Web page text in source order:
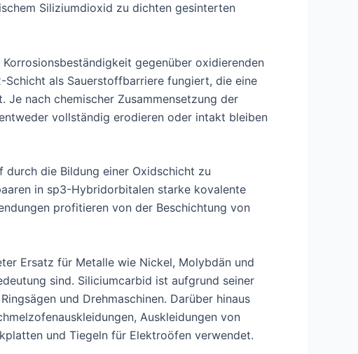
Siliziumdioxid zu dichten gesinterten
gegenüber oxidierenden
Schicht als Sauerstoffbarriere fungiert, die eine
nach chemischer Zusammensetzung der
vollständig erodieren oder intakt bleiben
die Bildung einer Oxidschicht zu
in sp3-Hybridorbitalen starke kovalente
profitieren von der Beschichtung von
Ersatz für Metalle wie Nickel, Molybdän und
sind. Siliciumcarbid ist aufgrund seiner
und Drehmaschinen. Darüber hinaus
Auskleidungen von
und Tiegeln für Elektroöfen verwendet.